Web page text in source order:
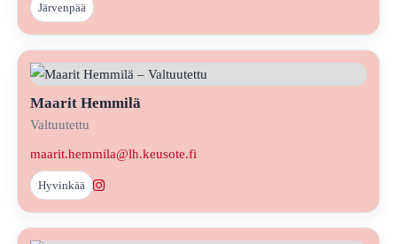
Järvenpää
Maarit Hemmilä
Valtuutettu
maarit.hemmila@lh.keusote.fi
Hyvinkää